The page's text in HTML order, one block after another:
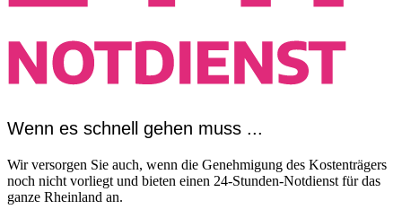
Wenn es schnell gehen muss ...
Wir versorgen Sie auch, wenn die Genehmigung des Kostenträgers
noch nicht vorliegt und bieten einen 24-Stunden-Notdienst für das
ganze Rheinland an.